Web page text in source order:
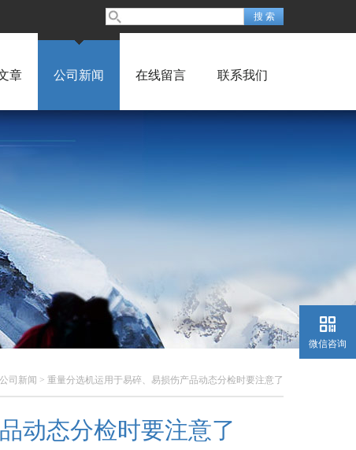
章 公司新闻 在线留言 联系我们
公司新闻 > 重量分选机运用于易碎、易损伤产品动态分检时要注意了
动态分检时要注意了
微信咨询